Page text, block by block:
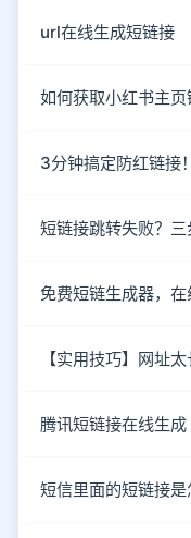
url在线生成短链接
如何获取小红书主页
短链接跳转失败？
免费短链生成器，
【实用技巧】网址
腾讯短链接在线生成
短信里面的短链接是